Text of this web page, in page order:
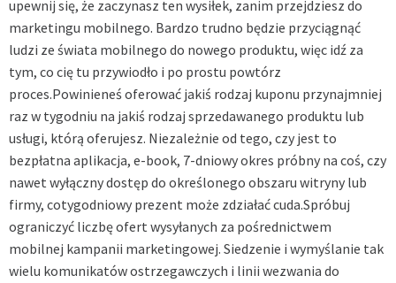
upewnij się, że zaczynasz ten wysiłek, zanim przejdziesz do
marketingu mobilnego. Bardzo trudno będzie przyciągnąć
ludzi ze świata mobilnego do nowego produktu, więc idź za
tym, co cię tu przywiodło i po prostu powtórz
proces.Powinieneś oferować jakiś rodzaj kuponu przynajmniej
raz w tygodniu na jakiś rodzaj sprzedawanego produktu lub
usługi, którą oferujesz. Niezależnie od tego, czy jest to
bezpłatna aplikacja, e-book, 7-dniowy okres próbny na coś, czy
nawet wyłączny dostęp do określonego obszaru witryny lub
firmy, cotygodniowy prezent może zdziałać cuda.Spróbuj
ograniczyć liczbę ofert wysyłanych za pośrednictwem
mobilnej kampanii marketingowej. Siedzenie i wymyślanie tak
wielu komunikatów ostrzegawczych i linii wezwania do